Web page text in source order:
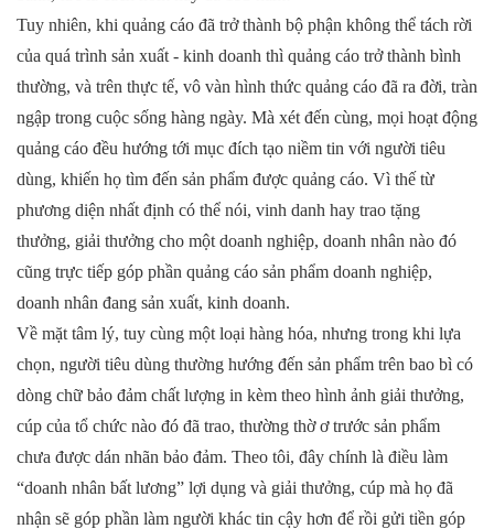
Tuy nhiên, khi quảng cáo đã trở thành bộ phận không thể tách rời
của quá trình sản xuất - kinh doanh thì quảng cáo trở thành bình
thường, và trên thực tế, vô vàn hình thức quảng cáo đã ra đời, tràn
ngập trong cuộc sống hàng ngày. Mà xét đến cùng, mọi hoạt động
quảng cáo đều hướng tới mục đích tạo niềm tin với người tiêu
dùng, khiến họ tìm đến sản phẩm được quảng cáo. Vì thế từ
phương diện nhất định có thể nói, vinh danh hay trao tặng
thưởng, giải thưởng cho một doanh nghiệp, doanh nhân nào đó
cũng trực tiếp góp phần quảng cáo sản phẩm doanh nghiệp,
doanh nhân đang sản xuất, kinh doanh.
Về mặt tâm lý, tuy cùng một loại hàng hóa, nhưng trong khi lựa
chọn, người tiêu dùng thường hướng đến sản phẩm trên bao bì có
dòng chữ bảo đảm chất lượng in kèm theo hình ảnh giải thưởng,
cúp của tổ chức nào đó đã trao, thường thờ ơ trước sản phẩm
chưa được dán nhãn bảo đảm. Theo tôi, đây chính là điều làm
“doanh nhân bất lương” lợi dụng và giải thưởng, cúp mà họ đã
nhận sẽ góp phần làm người khác tin cậy hơn để rồi gửi tiền góp